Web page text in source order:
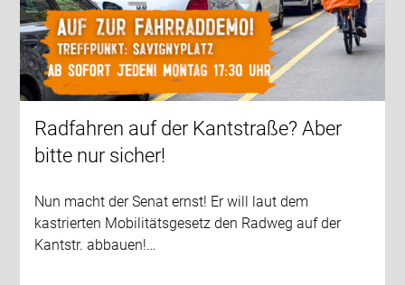
Radfahren auf der Kantstraße? Aber
bitte nur sicher!
Nun macht der Senat ernst! Er will laut dem
kastrierten Mobilitätsgesetz den Radweg auf der
Kantstr. abbauen!…